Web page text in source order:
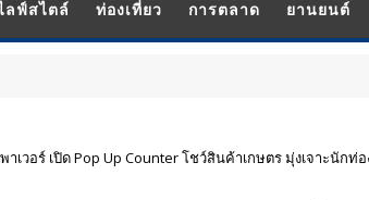
ลฟ์สไตล์ ท่องเที่ยว การตลาด ยานยนต์
เวอร์ เปิด Pop Up Counter โชว์สินค้าเกษตร มุ่งเจาะนักท่อ